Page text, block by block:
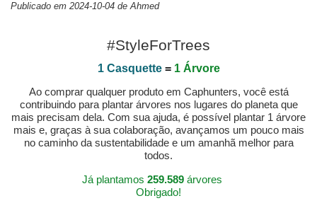
Publicado em 2024-10-04 de Ahmed
#StyleForTrees
1 Casquette= 1 Árvore
Ao comprar qualquer produto em Caphunters, você está
contribuindo para plantar árvores nos lugares do planeta que
mais precisam dela. Com sua ajuda, é possível plantar 1 árvore
mais e, graças à sua colaboração, avançamos um pouco mais
no caminho da sustentabilidade e um amanhã melhor para
todos.
Já plantamos 259.589árvores
Obrigado!